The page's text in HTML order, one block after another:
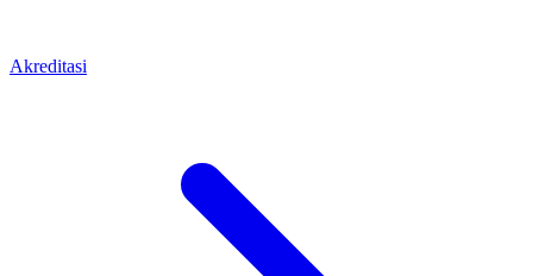
Akreditasi